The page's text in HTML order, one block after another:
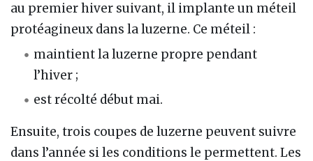
au premier hiver suivant, il implante un méteil
protéagineux dans la luzerne. Ce méteil :
maintient la luzerne propre pendant
l’hiver ;
est récolté début mai.
Ensuite, trois coupes de luzerne peuvent suivre
dans l’année si les conditions le permettent. Les